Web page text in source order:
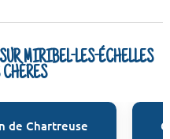
MIRIBEL-LES-ÉCHELLES
de Chartreuse